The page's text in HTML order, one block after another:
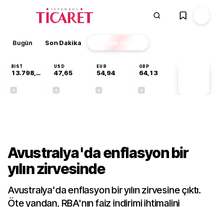
Bugün Son Dakika Finans EKSTRA
BIST
13.798,82
USD
47,65
EUR
54,94
GBP
64,13
Avustralya'da enflasyon bir
yılın zirvesinde
Avustralya'da enflasyon bir yılın zirvesine çıktı.
Öte yandan, RBA'nın faiz indirimi ihtimalini